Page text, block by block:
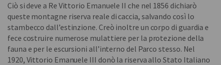
Ciò si deve a Re Vittorio Emanuele II che nel 1856 dichiarò
queste montagne riserva reale di caccia, salvando così lo
stambecco dall’estinzione. Creò inoltre un corpo di guardia e
fece costruire numerose mulattiere per la protezione della
fauna e per le escursioni all’interno del Parco stesso. Nel
1920, Vittorio Emanuele III donò la riserva allo Stato Italiano